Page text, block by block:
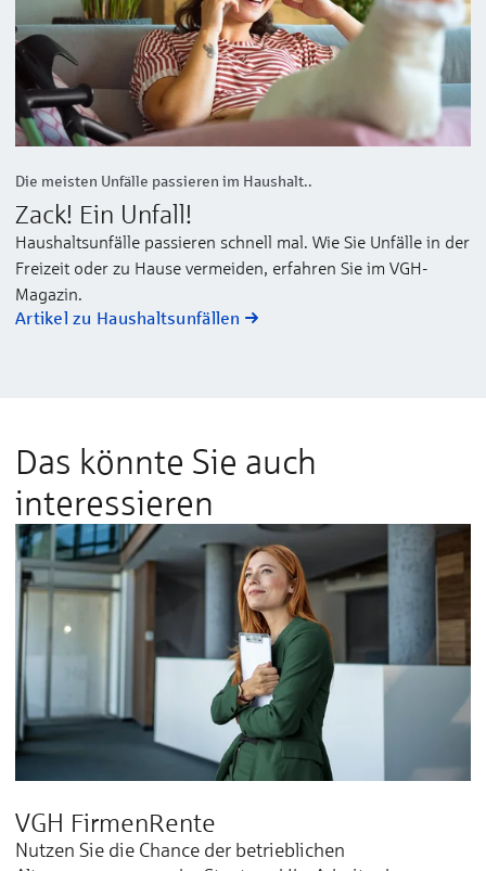
Die meisten Unfälle passieren im Haushalt..
Zack! Ein Unfall!
Haushaltsunfälle passieren schnell mal. Wie Sie Unfälle in der
Freizeit oder zu Hause vermeiden, erfahren Sie im VGH-
Magazin.
Artikel zu Haushaltsunfällen
Das könnte Sie auch
interessieren
VGH FirmenRente
Nutzen Sie die Chance der betrieblichen